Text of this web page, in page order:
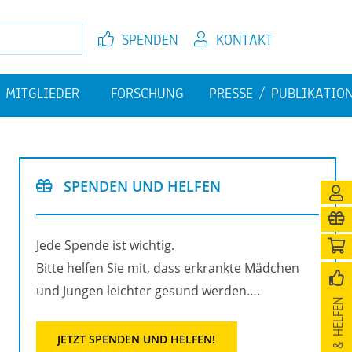
KON­TAKT
SPEN­DEN
MIT­GLIE­DER FOR­SCHUNG PRES­SE /
SPEN­DEN UND HEL­FEN
Jede Spen­de ist wich­tig.
Bitte hel­fen Sie mit, dass er­krank­te Mäd­chen
und Jun­gen leich­ter ge­sund wer­den….
JETZT SPEN­DEN UND HEL­FEN!